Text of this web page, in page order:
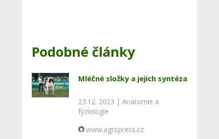
Podobné články
Mléčné složky a jejich syntéza
23.12. 2023 | Anatomie a
fyziologie
www.agropress.cz